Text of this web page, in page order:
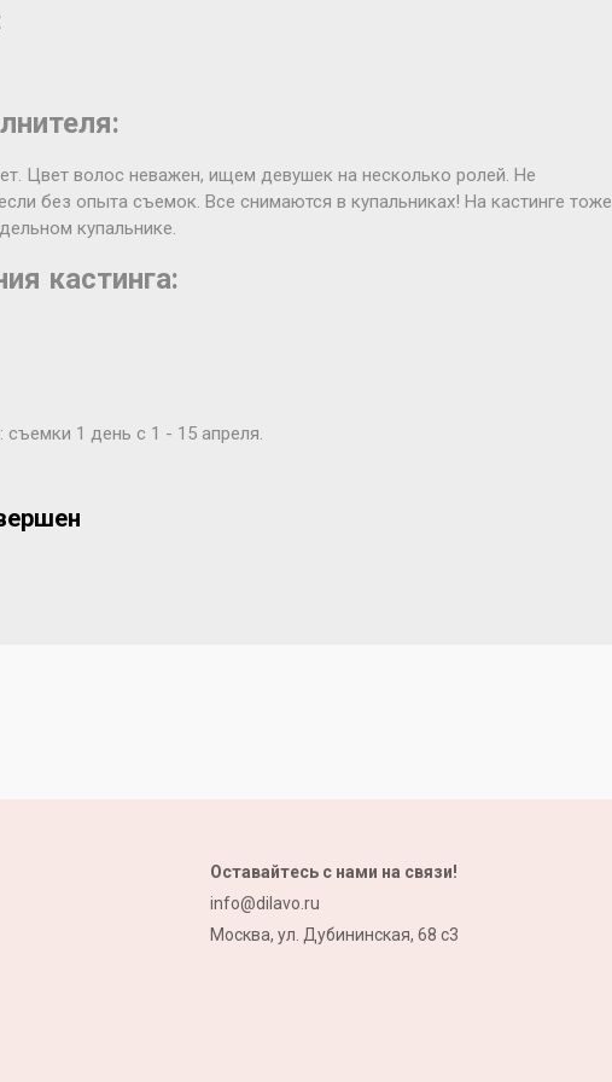
Цвет волос неважен, ищем девушек на несколько ролей. Не
без опыта съемок. Все снимаются в купальниках! На кастинге тоже
купальнике.
кастинга:
1 день с 1 - 15 апреля.
Оставайтесь с нами на связи!
info@dilavo.ru
Москва, ул. Дубининская, 68 с3